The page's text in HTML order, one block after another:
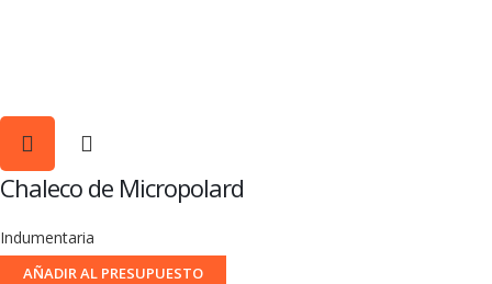
Chaleco de Micropolard
Indumentaria
AÑADIR AL PRESUPUESTO